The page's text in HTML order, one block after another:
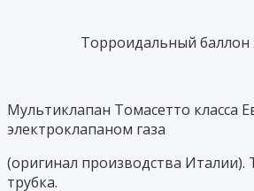
Торроидальный баллон
Мультиклапан Томасетто класса
электроклапаном газа
(оригинал производства Италии).
трубка.